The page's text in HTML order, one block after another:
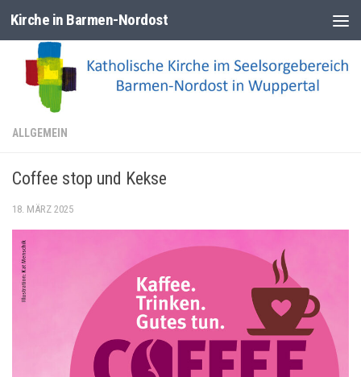
Zum Inhalt springen
Kirche in Barmen-Nordost
ALLGEMEIN
Coffee stop und Kekse
18. MÄRZ 2025